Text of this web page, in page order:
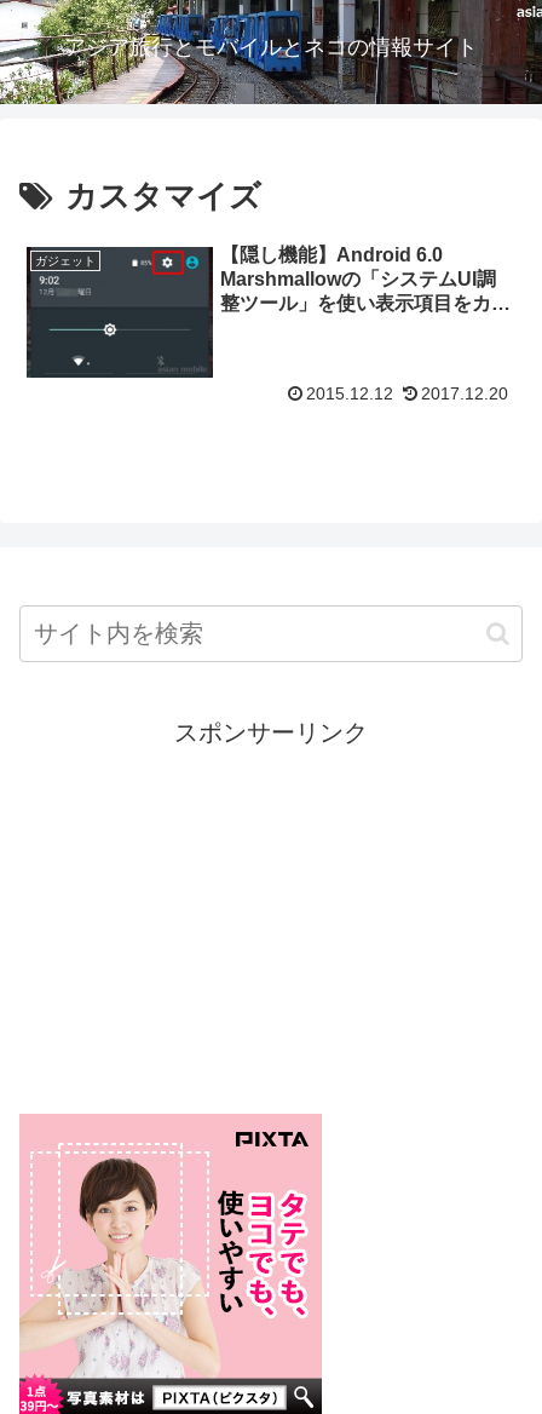
アジア旅行とモバイルとネコの情報サイト
カスタマイズ
ガジェット
【隠し機能】Android 6.0
Marshmallowの「システムUI調
整ツール」を使い表示項目をカス
2015.12.12 2017.12.20
スポンサーリンク